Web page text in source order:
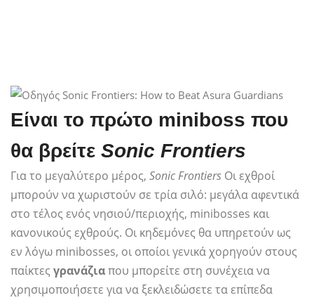
Είναι το πρώτο miniboss που
θα βρείτε Sonic Frontiers
Για το μεγαλύτερο μέρος, Sonic Frontiers Οι εχθροί
μπορούν να χωριστούν σε τρία σιλό: μεγάλα αφεντικά
στο τέλος ενός νησιού/περιοχής, minibosses και
κανονικούς εχθρούς. Οι κηδεμόνες θα υπηρετούν ως
εν λόγω minibosses, οι οποίοι γενικά χορηγούν στους
παίκτεςγρανάζιαπου μπορείτε στη συνέχεια να
χρησιμοποιήσετε για να ξεκλειδώσετε τα επίπεδα